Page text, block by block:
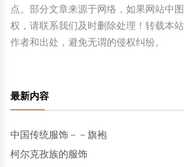
点。部分文章来源于网络，如果网站中
权，请联系我们及时删除处理！转载本
作者和出处，避免无谓的侵权纠纷。
最新内容
中国传统服饰－－旗袍
柯尔克孜族的服饰